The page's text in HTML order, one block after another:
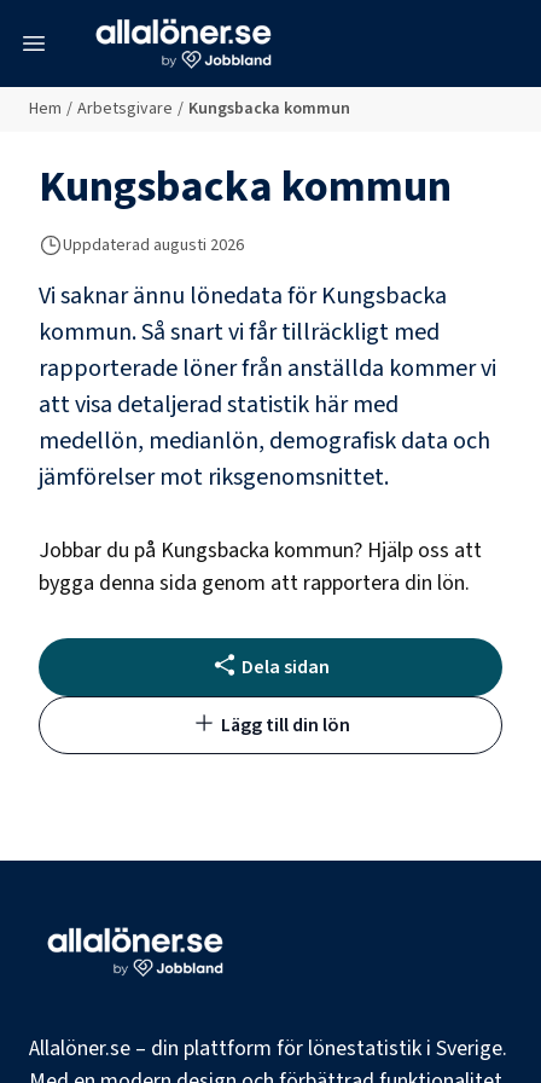
Hem / Arbetsgivare / Kungsbacka kommun
Kungsbacka kommun
Uppdaterad augusti 2026
Vi saknar ännu lönedata förKungsbacka
kommun. Så snart vi får tillräckligt med
rapporterade löner från anställda kommer vi
att visa detaljerad statistik här med
medellön, medianlön, demografisk data och
jämförelser mot riksgenomsnittet.
Jobbar du på Kungsbacka kommun? Hjälp oss att
bygga denna sida genom att rapportera din lön.
Dela sidan
Lägg till din lön
Allalöner.se – din plattform för lönestatistik i Sverige.